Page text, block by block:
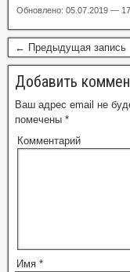
Обновлено: 05.07.2019 —
← Предыдущая запись
Добавить
Ваш адрес email не
помечены *
Комментарий
Имя *